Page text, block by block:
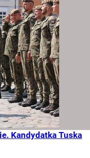
Kandydatka Tuska